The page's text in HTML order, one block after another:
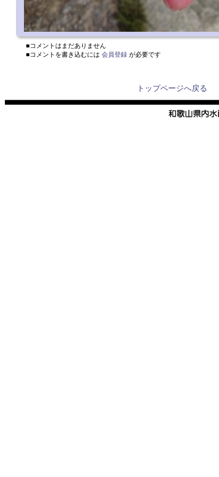
■コメントはまだありません
■コメントを書き込むには 会員登録 が必要です
トップページへ戻る